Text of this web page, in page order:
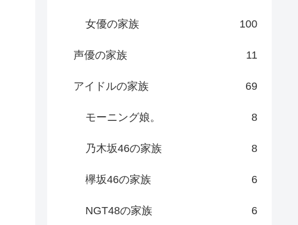
女優の家族 100
声優の家族 11
アイドルの家族 69
モーニング娘。 8
乃木坂46の家族 8
欅坂46の家族 6
NGT48の家族 6